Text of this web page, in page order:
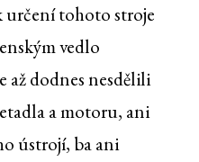
určení tohoto stroje
vedlo
dodnes nesdělili
a motoru, ani
ústrojí, ba ani